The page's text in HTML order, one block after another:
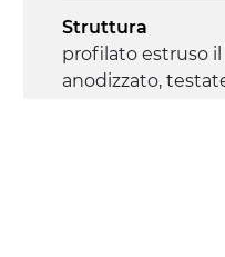
Struttura
profilato estruso
anodizzato,